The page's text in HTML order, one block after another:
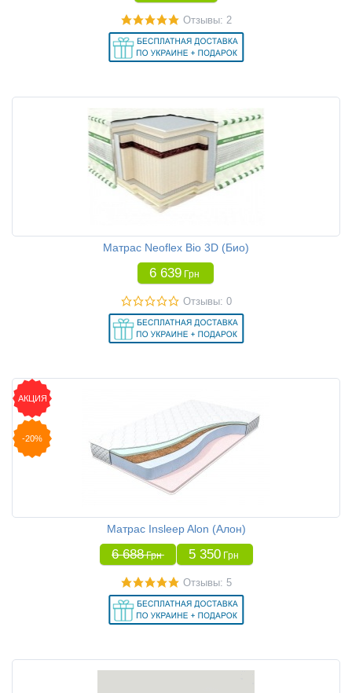
Отзывы: 2
Матрас Neoflex Bio 3D (Био)
6 639 Грн
Отзывы: 0
АКЦИЯ
-20%
Матрас Insleep Alon (Алон)
6 688 Грн 5 350 Грн
Отзывы: 5